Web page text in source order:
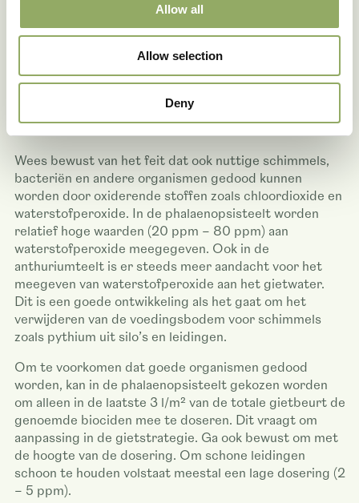
Allow all
Allow selection
Deny
Het is belangrijk om het wortelmilieu gezond te
houden: er dient een goede balans te zijn tussen de
verschillende stoffen en organismen in het
wortelgestel. Het bodemleven bevat een ingewikkelde
samenleving van verschillende organismen zoals
bacteriën, schimmels en bacteriofagen. Deze
microflora bestrijdt actief ongunstige bacteriën en
Wees bewust van het feit dat ook nuttige schimmels,
bacteriën en andere organismen gedood kunnen
worden door oxiderende stoffen zoals chloordioxide en
waterstofperoxide. In de phalaenopsisteelt worden
relatief hoge waarden (20 ppm – 80 ppm) aan
waterstofperoxide meegegeven. Ook in de
anthuriumteelt is er steeds meer aandacht voor het
meegeven van waterstofperoxide aan het gietwater.
Dit is een goede ontwikkeling als het gaat om het
verwijderen van de voedingsbodem voor schimmels
zoals pythium uit silo’s en leidingen.
Om te voorkomen dat goede organismen gedood
worden, kan in de phalaenopsisteelt gekozen worden
om alleen in de laatste 3 l/m² van de totale gietbeurt de
genoemde biociden mee te doseren. Dit vraagt om
aanpassing in de gietstrategie. Ga ook bewust om met
de hoogte van de dosering. Om schone leidingen
schoon te houden volstaat meestal een lage dosering (2
– 5 ppm).